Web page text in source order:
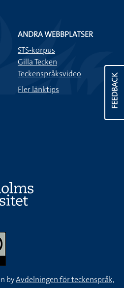
FEEDBACK
ANDRA WEBBPLATSER
STS-korpus
Gilla Tecken
Teckenspråksvideo
Fler länktips
byAvdelningen för teckenspråk,